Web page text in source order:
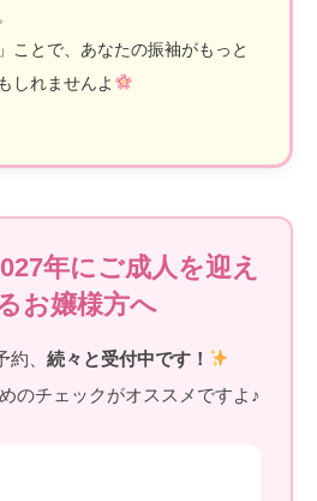
ことで、あなたの振袖がもっと
しれませんよ
年にご成人を迎え
お嬢様方へ
、 続々と受付中です！
のチェックがオススメですよ♪